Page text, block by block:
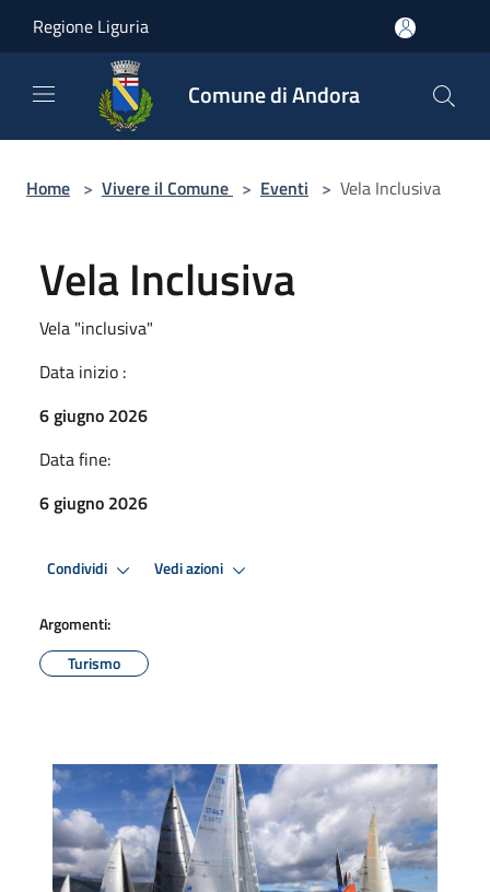
Regione Liguria
Comune di Andora
Home > Vivere il Comune > Eventi > Vela Inclusiva
Vela Inclusiva
Vela "inclusiva"
Data inizio :
6 giugno 2026
Data fine:
6 giugno 2026
Condividi Vedi azioni
Argomenti:
Turismo